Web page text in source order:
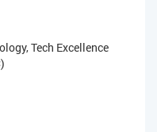
Tech Excellence